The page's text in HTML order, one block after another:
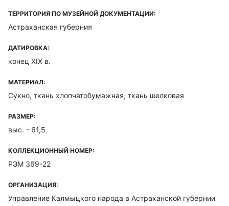
ТЕРРИТОРИЯ ПО МУЗЕЙНОЙ ДОКУМЕНТАЦИИ:
Астраханская губерния
ДАТИРОВКА:
конец XIX в.
МАТЕРИАЛ:
Сукно, ткань хлопчатобумажная, ткань шелковая
РАЗМЕР:
выс. - 61,5
КОЛЛЕКЦИОННЫЙ НОМЕР:
РЭМ 369-22
ОРГАНИЗАЦИЯ:
Управление Калмыцкого народа в Астраханской губернии